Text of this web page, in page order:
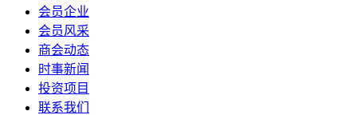
会员企业
会员风采
商会动态
时事新闻
投资项目
联系我们